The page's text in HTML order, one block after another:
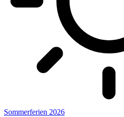
Sommerferien 2026